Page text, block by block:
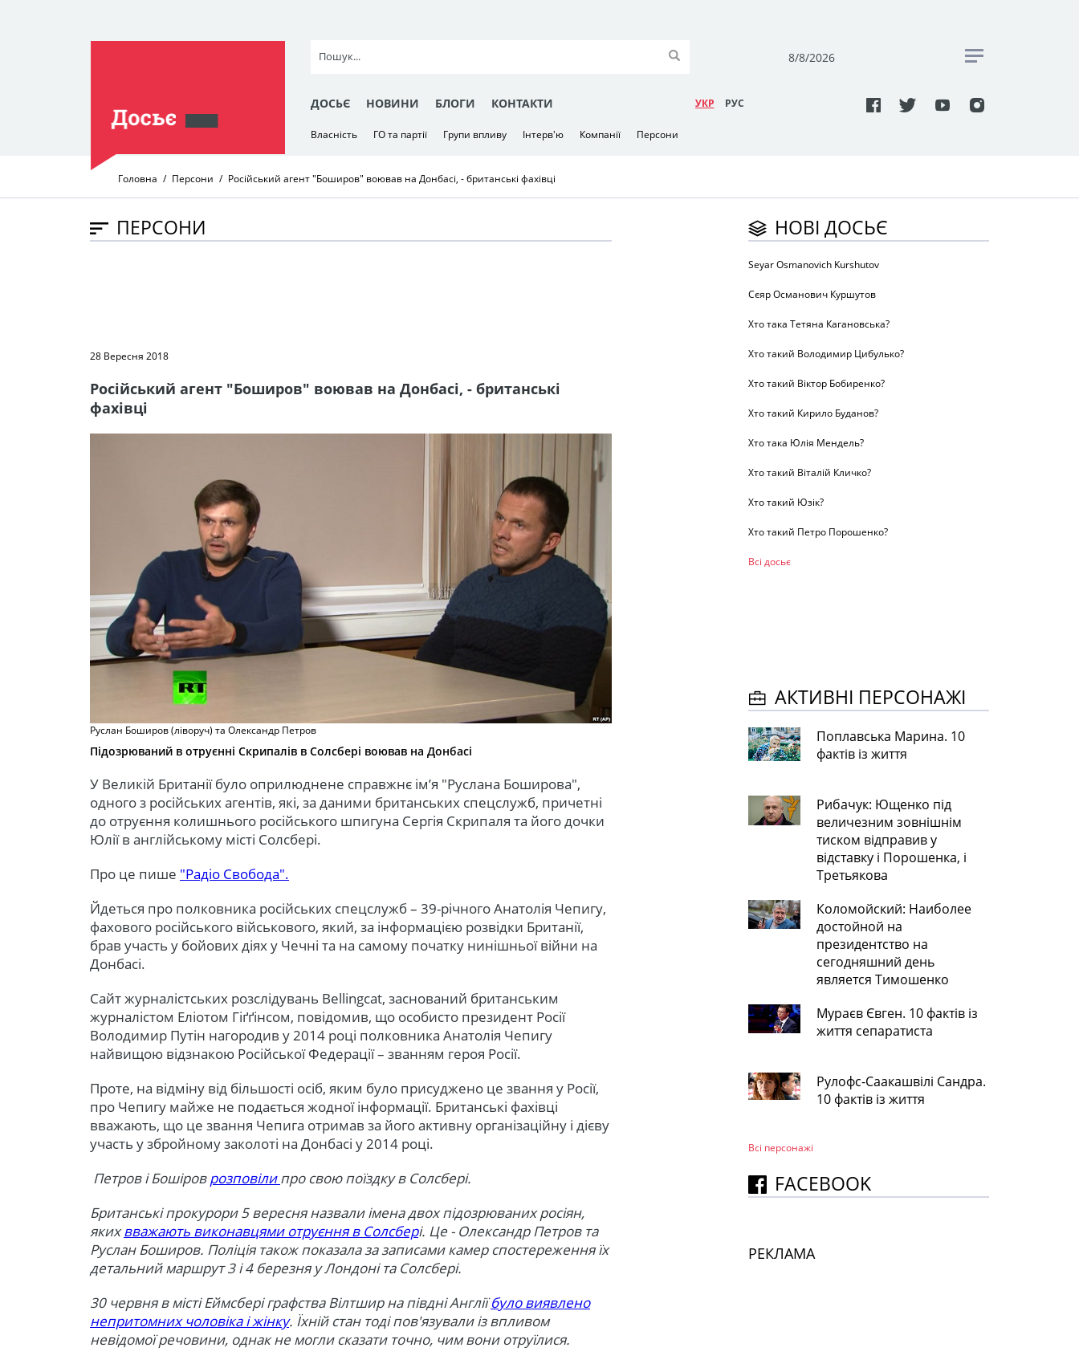
8/8/2026
ДОСЬЄ НОВИНИ БЛОГИ КОНТАКТИ УКР РУC
Власність ГО та партії Групи впливу Інтерв'ю Компанії Персони
Головна Персони Російський агент "Боширов" воював на Донбасі, - британські фахівці
ПЕРСОНИ
28 Вересня 2018
Російський агент "Боширов" воював на Донбасі, - британські
фахівці
Руслан Боширов (ліворуч) та Олександр Петров
Підозрюваний в отруєнні Скрипалів в Солсбері воював на Донбасі
У Великій Британії було оприлюднене справжнє ім’я "Руслана Боширова",
одного з російських агентів, які, за даними британських спецслужб, причетні
до отруєння колишнього російського шпигуна Сергія Скрипаля та його дочки
Юлії в англійському місті Солсбері.
Про це пише "Радіо Свобода".
Йдеться про полковника російських спецслужб – 39-річного Анатолія Чепигу,
фахового російського військового, який, за інформацією розвідки Британії,
брав участь у бойових діях у Чечні та на самому початку нинішньої війни на
Донбасі.
Сайт журналістських розслідувань Bellingcat, заснований британським
журналістом Еліотом Гіґґінсом, повідомив, що особисто президент Росії
Володимир Путін нагородив у 2014 році полковника Анатолія Чепигу
найвищою відзнакою Російської Федерації – званням героя Росії.
Проте, на відміну від більшості осіб, яким було присуджено це звання у Росії,
про Чепигу майже не подається жодної інформації. Британські фахівці
вважають, що це звання Чепига отримав за його активну організаційну і дієву
участь у збройному заколоті на Донбасі у 2014 році.
Петров і Бошіроврозповілипро свою поїздку в Солсбері.
Британські прокурори 5 вересня назвали імена двох підозрюваних росіян,
якихвважають виконавцями отруєння в Солсбері. Це - Олександр Петров та
Руслан Боширов. Поліція також показала за записами камер спостереження їх
детальний маршрут 3 і 4 березня у Лондоні та Солсбері.
30 червня в місті Еймсбері графства Вілтшир на півдні Англіїбуло виявлено
непритомних чоловіка і жінку. Їхній стан тоді пов'язували із впливом
невідомої речовини, однак не могли сказати точно, чим вони отруїлися.
НОВІ ДОСЬЄ
Seyar Osmanovich Kurshutov
Сєяр Османович Куршутов
Хто така Тетяна Кагановська?
Хто такий Володимир Цибулько?
Хто такий Віктор Бобиренко?
Хто такий Кирило Буданов?
Хто така Юлія Мендель?
Хто такий Віталій Кличко?
Хто такий Юзік?
Хто такий Петро Порошенко?
Всі досьє
АКТИВНІ ПЕРСОНАЖІ
Поплавська Марина. 10
фактів із життя
Рибачук: Ющенко під
величезним зовнішнім
тиском відправив у
відставку і Порошенка, і
Третьякова
Коломойский: Наиболее
достойной на
президентство на
сегодняшний день
является Тимошенко
Мураєв Євген. 10 фактів із
життя сепаратиста
Рулофс-Саакашвілі Сандра.
10 фактів із життя
Всі персонажi
FACEBOOK
РЕКЛАМА